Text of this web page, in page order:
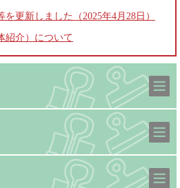
更新しました（2025年4月28日）
紹介）について